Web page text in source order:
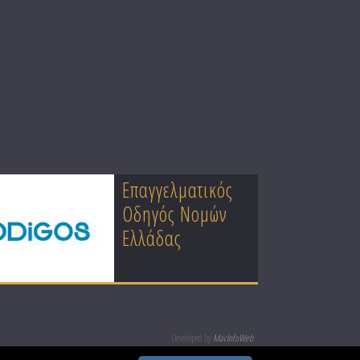
Επαγγελματικός
Οδηγός Νομών
Ελλάδας
Κατασκευή
Επαγγελματικών
Ιστοσελίδων
Developed by MacInfoWeb